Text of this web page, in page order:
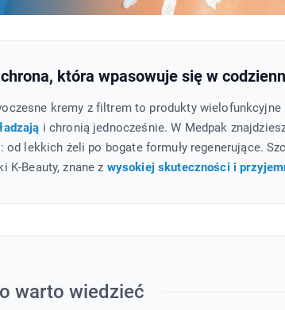
która wpasowuje się w
kremy z filtrem to produkty
i chronią jednocześnie. W Medpak
: od lekkich żeli po bogate formuły regenerujące.
K-Beauty, znane z wysokiej skuteczności i
warto wiedzieć